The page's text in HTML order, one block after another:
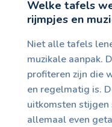
Welke tafels
rijmpjes en
Niet alle tafels
muzikale aanpak.
profiteren zijn die
en regelmatig is.
uitkomsten
allemaal even